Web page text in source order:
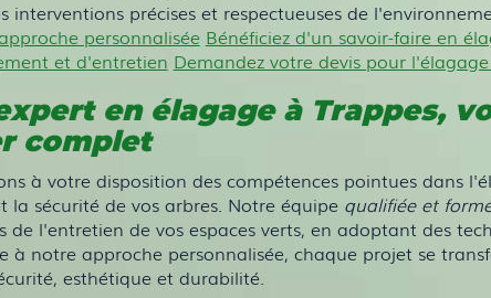
interventions précises et respectueuses de
personnalisée Bénéficiez d'un savoir-faire en
et d'entretien Demandez votre devis pour
en élagage à Trappes,
complet
à votre disposition des compétences pointues dans
sécurité de vos arbres. Notre équipe qualifiée et
de l'entretien de vos espaces verts, en adoptant des
à notre approche personnalisée, chaque projet se
esthétique et durabilité.